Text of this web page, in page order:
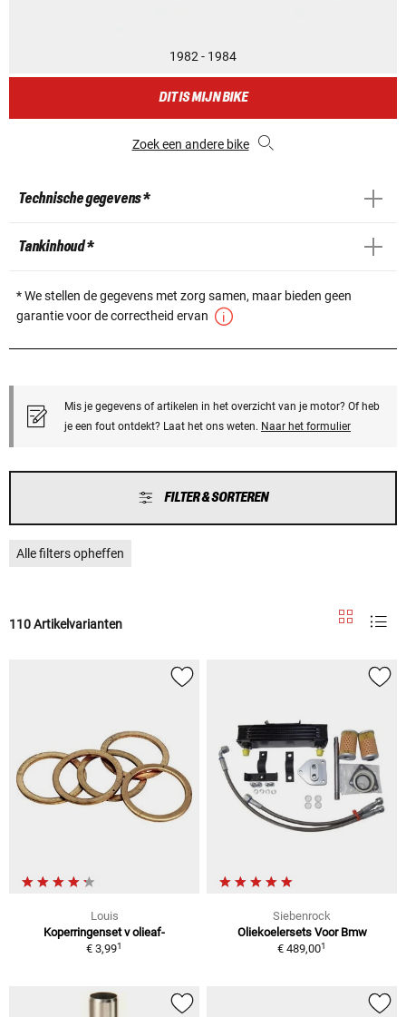
1982 - 1984
DIT IS MIJN BIKE
Zoek een andere bike
Technische gegevens *
Tankinhoud *
* We stellen de gegevens met zorg samen, maar bieden geen
garantie voor de correctheid ervan
Mis je gegevens of artikelen in het overzicht van je motor? Of heb
je een fout ontdekt? Laat het ons weten. Naar het formulier
FILTER & SORTEREN
Alle filters opheffen
110 Artikelvarianten
Louis
Koperringenset v olieaf-
€ 3,991
Siebenrock
Oliekoelersets Voor Bmw
€ 489,001